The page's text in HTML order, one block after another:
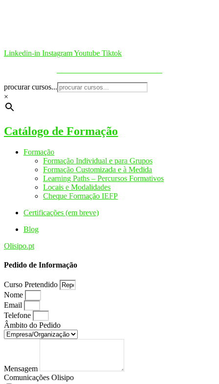
Linkedin-in InstagramYoutube Tiktok
procurar cursos...
×
Catálogo de Formação
Formação
Formação Individual e para Grupos
Formação Customizada e à Medida
Learning Paths – Percursos Formativos
Locais e Modalidades
Cheque Formação IEFP
Certificações (em breve)
Blog
Olisipo.pt
Pedido de Informação
Curso Pretendido
Nome
Email
Telefone
Âmbito do Pedido
Mensagem
Comunicações Olisipo